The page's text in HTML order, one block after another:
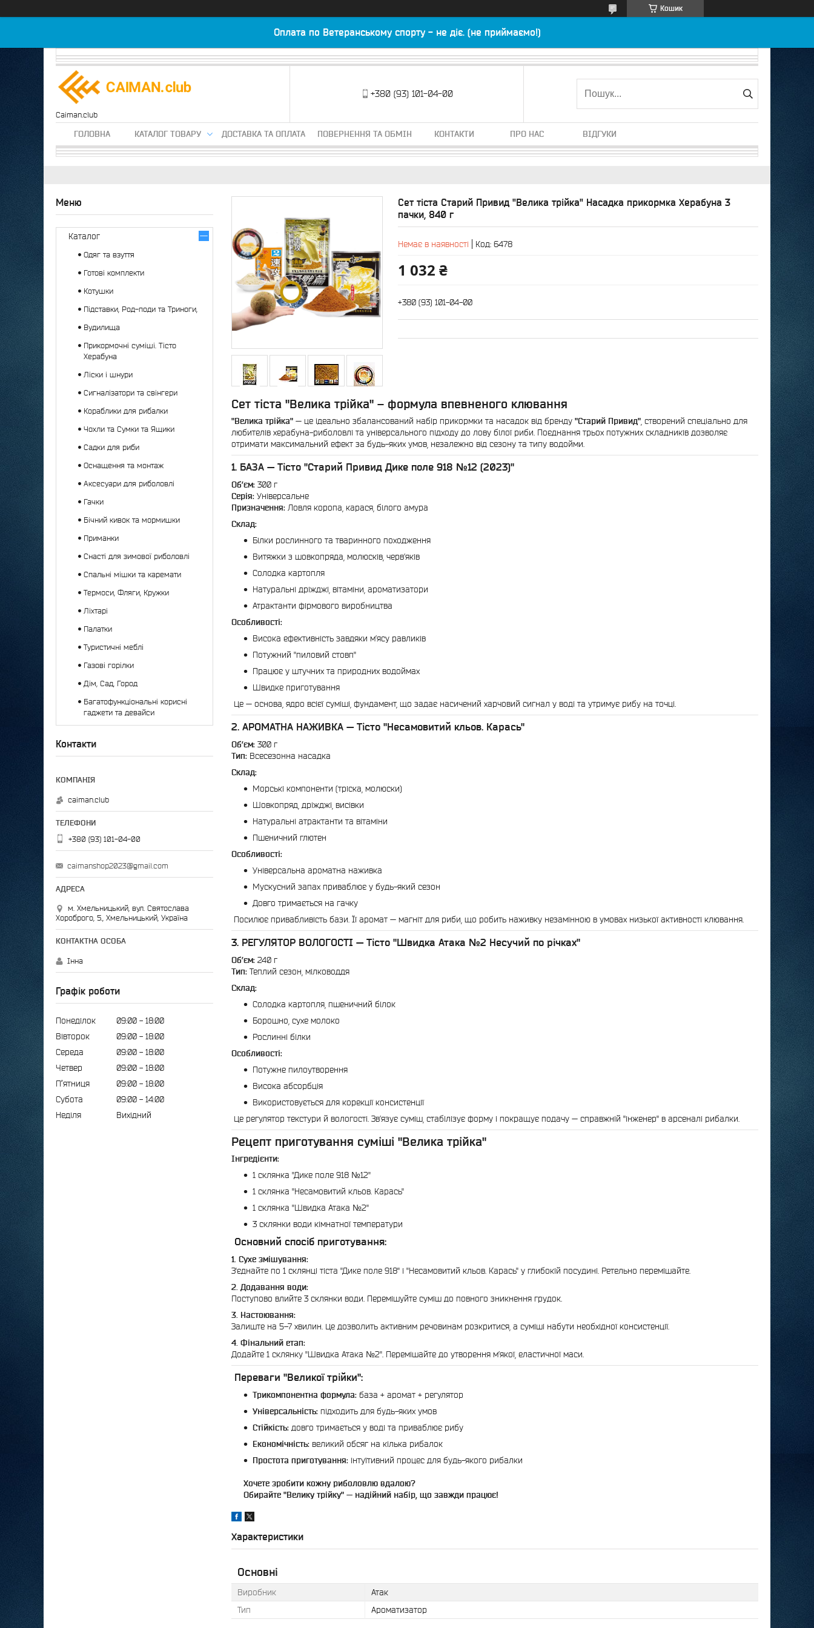
Кошик
Оплата по Ветеранському спорту - не діє. (не приймаємо!)
Caiman.club
+380 (93) 101-04-00
ГОЛОВНА КАТАЛОГ ТОВАРУ ДОСТАВКА ТА ОПЛАТА ПОВЕРНЕННЯ ТА ОБМІН КОНТАКТИ ПРО НАС ВІДГУКИ
Сет тіста Старий Привид "Велика трійка" Насадка прикормка Херабуна 3
пачки, 840 г
Немає в наявності Код: 6478
1 032 ₴
+380 (93) 101-04-00
Сет тіста "Велика трійка" – формула впевненого клювання
"Велика трійка" — це ідеально збалансований набір прикормки та насадок від бренду "Старий Привид" , створений спеціально для
любителів херабуна-риболовлі та універсального підходу до лову білої риби. Поєднання трьох потужних складників дозволяє
отримати максимальний ефект за будь-яких умов, незалежно від сезону та типу водойми.
1. БАЗА — Тісто "Старий Привид Дике поле 918 №12 (2023)"
Об’єм: 300 г
Серія: Універсальне
Призначення: Ловля коропа, карася, білого амура
Склад:
Білки рослинного та тваринного походження
Витяжки з шовкопряда, молюсків, черв’яків
Солодка картопля
Натуральні дріжджі, вітаміни, ароматизатори
Атрактанти фірмового виробництва
Особливості:
Висока ефективність завдяки м’ясу равликів
Потужний "пиловий стовп"
Працює у штучних та природних водоймах
Швидке приготування
Це — основа, ядро всієї суміші, фундамент, що задає насичений харчовий сигнал у воді та утримує рибу на точці.
2. АРОМАТНА НАЖИВКА — Тісто "Несамовитий кльов. Карась"
Об’єм: 300 г
Тип: Всесезонна насадка
Склад:
Морські компоненти (тріска, молюски)
Шовкопряд, дріжджі, висівки
Натуральні атрактанти та вітаміни
Пшеничний глютен
Особливості:
Універсальна ароматна наживка
Мускусний запах приваблює у будь-який сезон
Довго тримається на гачку
Посилює привабливість бази. Її аромат — магніт для риби, що робить наживку незамінною в умовах низької активності клювання.
3. РЕГУЛЯТОР ВОЛОГОСТІ — Тісто "Швидка Атака №2 Несучий по річках"
Об’єм: 240 г
Тип: Теплий сезон, мілководдя
Склад:
Солодка картопля, пшеничний білок
Борошно, сухе молоко
Рослинні білки
Особливості:
Потужне пилоутворення
Висока абсорбція
Використовується для корекції консистенції
Це регулятор текстури й вологості. Зв’язує суміш, стабілізує форму і покращує подачу — справжній "інженер" в арсеналі рибалки.
Рецепт приготування суміші "Велика трійка"
Інгредієнти:
1 склянка "Дике поле 918 №12"
1 склянка "Несамовитий кльов. Карась"
1 склянка "Швидка Атака №2"
3 склянки води кімнатної температури
Основний спосіб приготування:
1. Сухе змішування:
З'єднайте по 1 склянці тіста "Дике поле 918" і "Несамовитий кльов. Карась" у глибокій посудині. Ретельно перемішайте.
2. Додавання води:
Поступово влийте 3 склянки води. Перемішуйте суміш до повного зникнення грудок.
3. Настоювання:
Залиште на 5–7 хвилин. Це дозволить активним речовинам розкритися, а суміші набути необхідної консистенції.
4. Фінальний етап:
Додайте 1 склянку "Швидка Атака №2". Перемішайте до утворення м’якої, еластичної маси.
Переваги "Великої трійки":
Трикомпонентна формула: база + аромат + регулятор
Універсальність: підходить для будь-яких умов
Стійкість: довго тримається у воді та приваблює рибу
Економічність: великий обсяг на кілька рибалок
Простота приготування: інтуїтивний процес для будь-якого рибалки
Хочете зробити кожну риболовлю вдалою?
Обирайте "Велику трійку" — надійний набір, що завжди працює!
Характеристики
Основні
Виробник
Атак
Тип
Ароматизатор
Каталог
Одяг та взуття
Готові комплекти
Котушки
Підставки, Род-поди та Триноги,
Вудилища
Прикормочні суміші. Тісто
Херабуна
Ліски і шнури
Сигналізатори та свінгери
Кораблики для рибалки
Чохли та Сумки та Ящики
Садки для риби
Оснащення та монтаж
Аксесуари для риболовлі
Гачки
Бічний кивок та мормишки
Приманки
Снасті для зимової риболовлі
Спальні мішки та каремати
Термоси, Фляги, Кружки
Ліхтарі
Палатки
Туристичні меблі
Газові горілки
Дім, Сад, Город
Багатофункціональні корисні
гаджети та девайси
Контакти
caiman.club
+380 (93) 101-04-00
caimanshop2023@gmail.com
м. Хмельницький, вул. Святослава
Хороброго, 5., Хмельницький, Україна
Інна
Графік роботи
Понеділок 09:00
18:00
Вівторок
09:00
18:00
Середа
09:00
18:00
Четвер
09:00
18:00
Пʼятниця
09:00
18:00
Субота
09:00
14:00
Неділя
Вихідний